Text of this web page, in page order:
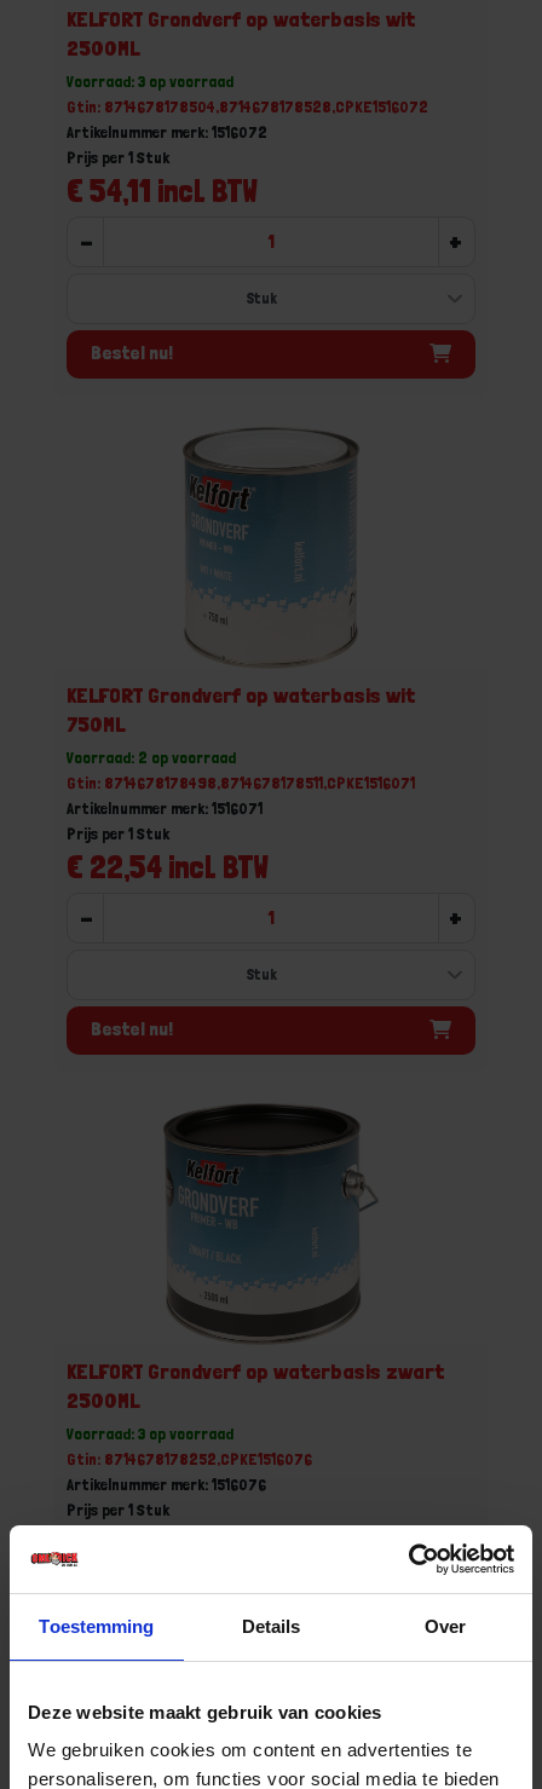
Toestemming Details Over
Deze website maakt gebruik van cookies
We gebruiken cookies om content en advertenties te
personaliseren, om functies voor social media te bieden
KELFORT Grondverf op waterbasis wit
2500ML
Voorraad: 3 op voorraad
Gtin: 8714678178504,8714678178528,CPKE1516072
Artikelnummer merk: 1516072
€ 54,11 incl. BTW
Prijs per 1 Stuk
- +
Bestel nu!
KELFORT Grondverf op waterbasis wit
750ML
Voorraad: 2 op voorraad
Gtin: 8714678178498,8714678178511,CPKE1516071
Artikelnummer merk: 1516071
€ 22,54 incl. BTW
Prijs per 1 Stuk
- +
Bestel nu!
KELFORT Grondverf op waterbasis zwart
2500ML
Voorraad: 3 op voorraad
Gtin: 8714678178252,CPKE1516076
Artikelnummer merk: 1516076
€ 54,11 incl. BTW
Prijs per 1 Stuk
- +
Bestel nu!